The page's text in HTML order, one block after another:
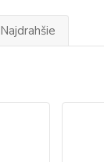
Najdrahšie